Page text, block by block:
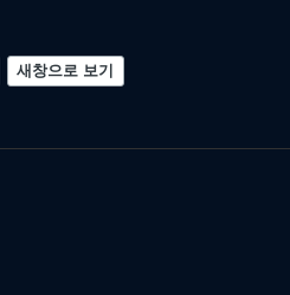
새창으로 보기